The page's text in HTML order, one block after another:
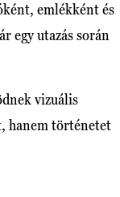
emlékként és
egy utazás során
vizuális
hanem történetet